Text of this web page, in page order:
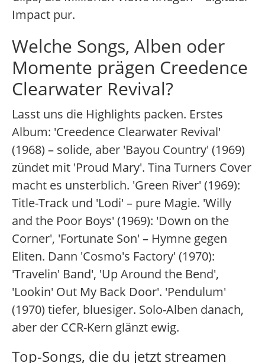
Impact pur.
Welche Songs, Alben oder
Momente prägen Creedence
Clearwater Revival?
Lasst uns die Highlights packen. Erstes
Album: 'Creedence Clearwater Revival'
(1968) – solide, aber 'Bayou Country' (1969)
zündet mit 'Proud Mary'. Tina Turners Cover
macht es unsterblich. 'Green River' (1969):
Title-Track und 'Lodi' – pure Magie. 'Willy
and the Poor Boys' (1969): 'Down on the
Corner', 'Fortunate Son' – Hymne gegen
Eliten. Dann 'Cosmo's Factory' (1970):
'Travelin' Band', 'Up Around the Bend',
'Lookin' Out My Back Door'. 'Pendulum'
(1970) tiefer, bluesiger. Solo-Alben danach,
aber der CCR-Kern glänzt ewig.
Top-Songs, die du jetzt streamen